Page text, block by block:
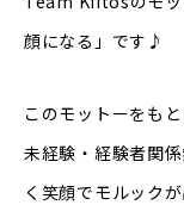
顔になる」です♪
このモットーをも
未経験・経験者関
く笑顔でモルック